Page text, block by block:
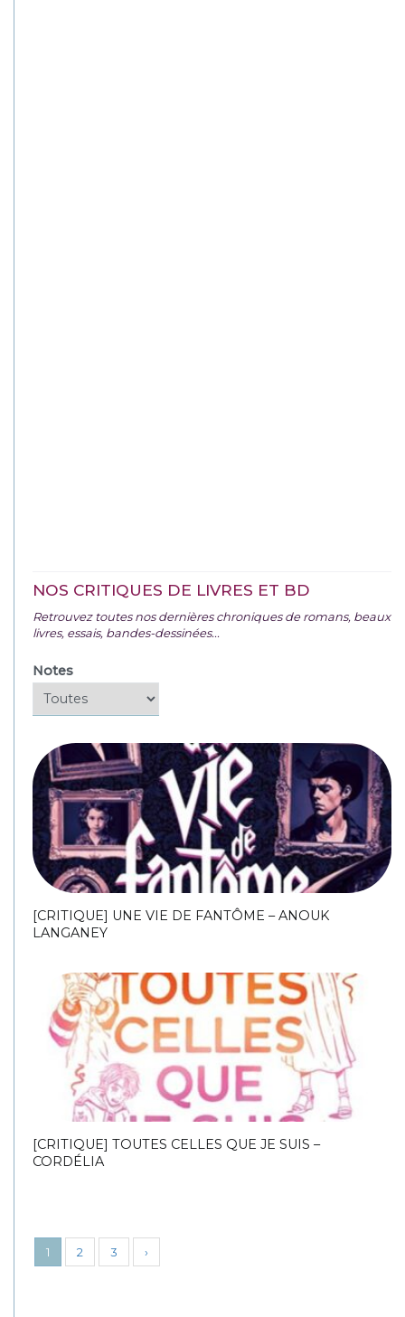
NOS CRITIQUES DE LIVRES ET BD
Retrouvez toutes nos dernières chroniques de romans, beaux
livres, essais, bandes-dessinées...
Notes
[CRITIQUE] UNE VIE DE FANTÔME – ANOUK
LANGANEY
[CRITIQUE] TOUTES CELLES QUE JE SUIS –
CORDÉLIA
1 2 3 ›